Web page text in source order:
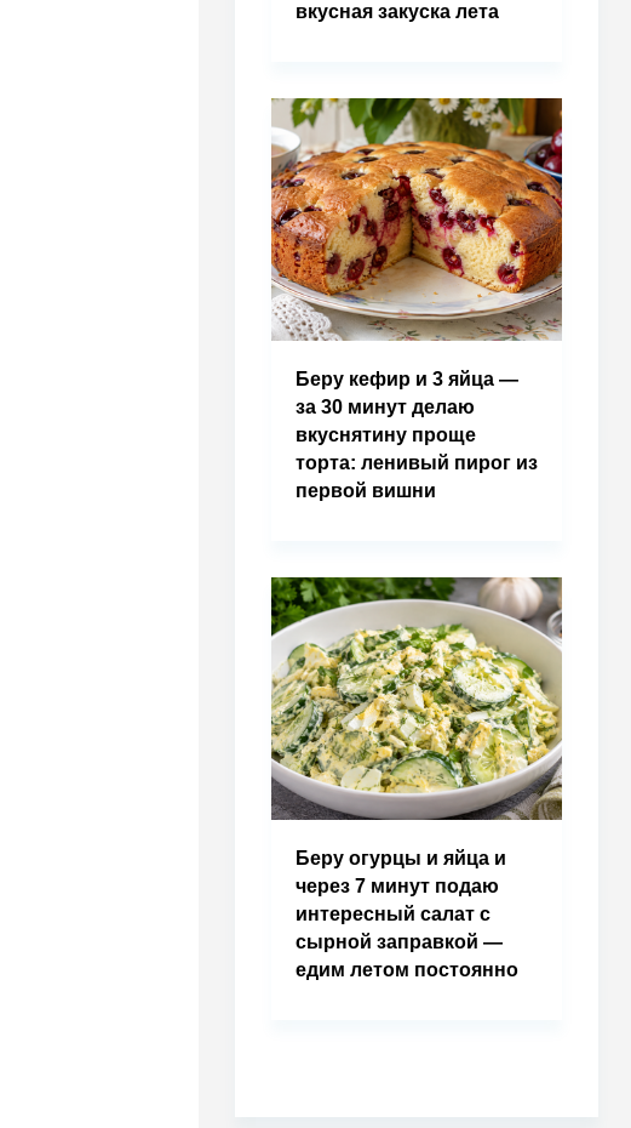
вкусная закуска лета
Беру кефир и 3 яйца —
за 30 минут делаю
вкуснятину проще
торта: ленивый пирог из
первой вишни
Беру огурцы и яйца и
через 7 минут подаю
интересный салат с
сырной заправкой —
едим летом постоянно